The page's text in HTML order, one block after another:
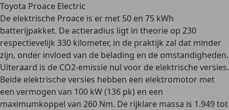
Toyota Proace Electric
De elektrische Proace is er met 50 en 75 kWh
batterijpakket. De actieradius ligt in theorie op 230
respectievelijk 330 kilometer, in de praktijk zal dat minder
zijn, onder invloed van de belading en de omstandigheden.
Uiteraard is de CO2-emissie nul voor de elektrische versies.
Beide elektrische versies hebben een elektromotor met
een vermogen van 100 kW (136 pk) en een
maximumkoppel van 260 Nm. De rijklare massa is 1.949 tot